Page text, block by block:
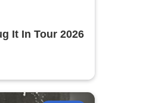
It In Tour 2026